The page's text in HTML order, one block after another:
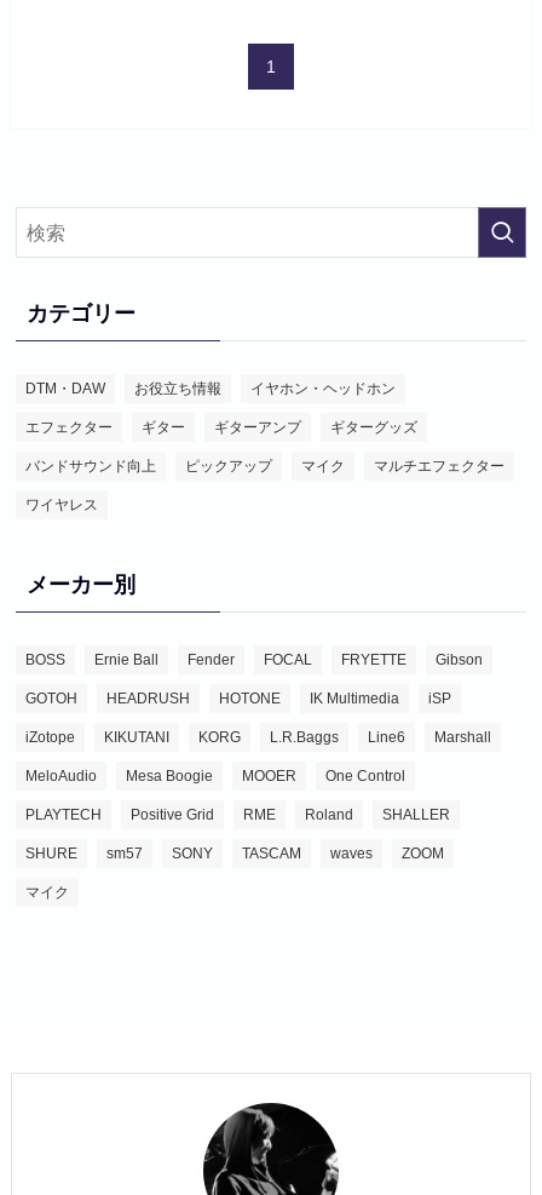
1
カテゴリー
DTM・DAW お役立ち情報 イヤホン・ヘッドホン
エフェクター ギター ギターアンプ ギターグッズ
バンドサウンド向上 ピックアップ マイク マルチエフェクター
ワイヤレス
メーカー別
BOSS Ernie Ball Fender FOCAL FRYETTE Gibson
GOTOH HEADRUSH HOTONE IK Multimedia iSP
iZotope KIKUTANI KORG L.R.Baggs Line6 Marshall
MeloAudio Mesa Boogie MOOER One Control
PLAYTECH Positive Grid RME Roland SHALLER
SHURE sm57 SONY TASCAM waves ZOOM
マイク